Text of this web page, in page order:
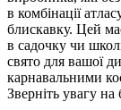
в комбінації
блискавку. Цей
в садочку чи
свято для вашої
карнавальними
Зверніть увагу на